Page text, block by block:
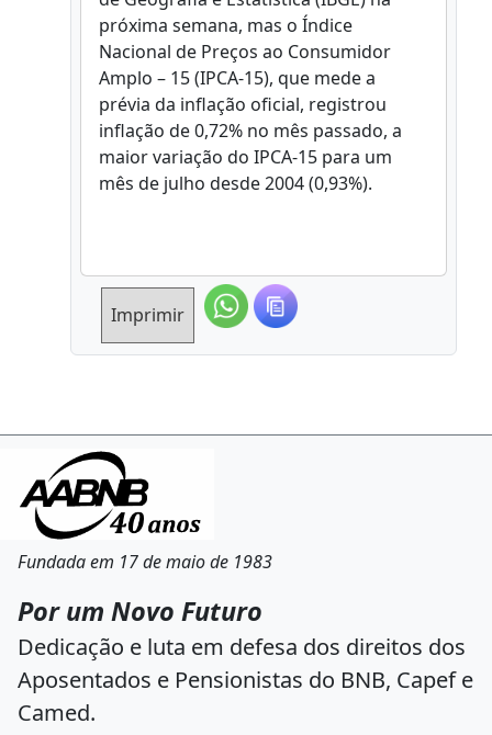
próxima semana, mas o Índice
Nacional de Preços ao Consumidor
Amplo – 15 (IPCA-15), que mede a
prévia da inflação oficial, registrou
inflação de 0,72% no mês passado, a
maior variação do IPCA-15 para um
mês de julho desde 2004 (0,93%).
Imprimir
Fundada em 17 de maio de 1983
Por um Novo Futuro
Dedicação e luta em defesa dos direitos dos
Aposentados e Pensionistas do BNB, Capef e
Camed.